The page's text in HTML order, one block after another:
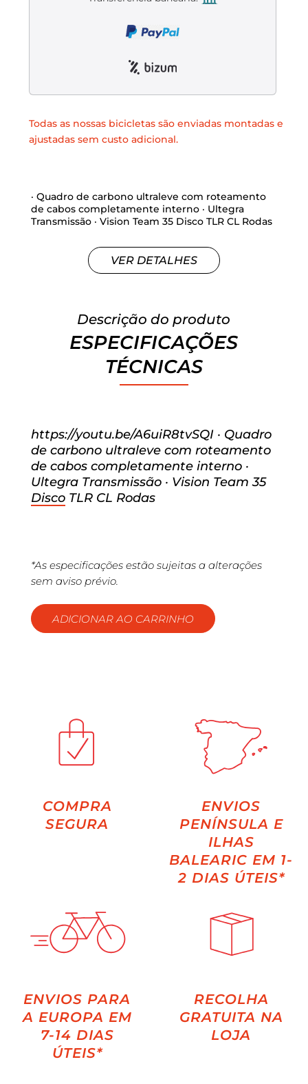
Mantenimiento de bicicletas
Todas as nossas bicicletas são enviadas montadas e
ajustadas sem custo adicional.
· Quadro de carbono ultraleve com roteamento
de cabos completamente interno · Ultegra
Transmissão · Vision Team 35 Disco TLR CL Rodas
VER DETALHES
Descrição do produto
ESPECIFICAÇÕES
TÉCNICAS
https://youtu.be/A6uiR8tvSQI · Quadro
de carbono ultraleve com roteamento
de cabos completamente interno ·
Ultegra Transmissão · Vision Team 35
Disco TLR CL Rodas
*As especificações estão sujeitas a alterações
sem aviso prévio.
ADICIONAR AO CARRINHO
COMPRA
SEGURA
ENVIOS
PENÍNSULA E
ILHAS
BALEARIC EM 1-
2 DIAS ÚTEIS*
ENVIOS PARA
A EUROPA EM
7-14 DIAS
ÚTEIS*
RECOLHA
GRATUITA NA
LOJA